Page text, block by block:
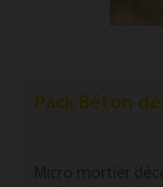
Pack Béton